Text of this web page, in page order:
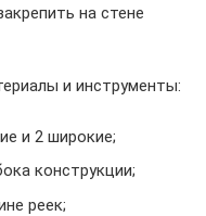
на стене
и инструменты:
и 2 широкие;
конструкции;
реек;